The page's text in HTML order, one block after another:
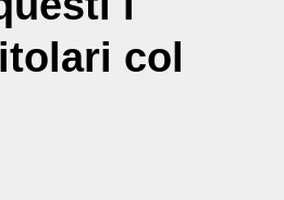
col